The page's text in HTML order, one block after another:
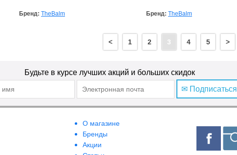
Бренд: TheBalm Бренд: TheBalm
< 1 2 3 4 5 >
Будьте в курсе лучших акций и больших скидок
✉ Подписаться
О магазине
Бренды
Акции